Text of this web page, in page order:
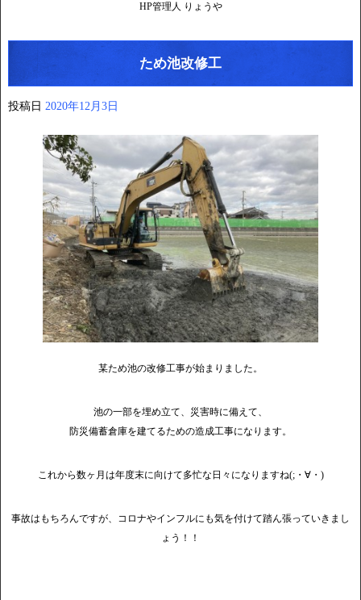
HP管理人 りょうや
ため池改修工
投稿日 2020年12月3日
某ため池の改修工事が始まりました。
池の一部を埋め立て、災害時に備えて、
防災備蓄倉庫を建てるための造成工事になります。
これから数ヶ月は年度末に向けて多忙な日々になりますね(;・∀・)
事故はもちろんですが、コロナやインフルにも気を付けて踏ん張っていきまし
ょう！！